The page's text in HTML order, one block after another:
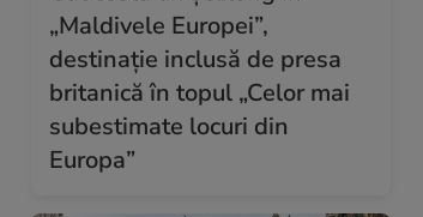
„Maldivele Europei”,
destinație inclusă de presa
britanică în topul „Celor mai
subestimate locuri din
Europa”